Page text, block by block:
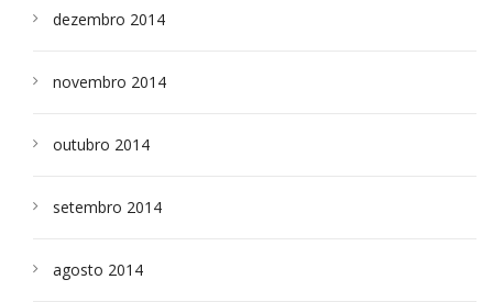
dezembro 2014
novembro 2014
outubro 2014
setembro 2014
agosto 2014